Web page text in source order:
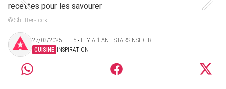
© Shutterstock
27/03/2025 11:15 ‧ IL Y A 1 AN | STARSINSIDER
CUISINE INSPIRATION